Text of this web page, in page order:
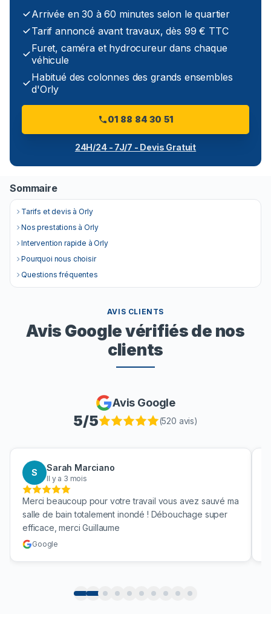
Arrivée en 30 à 60 minutes selon le quartier
Tarif annoncé avant travaux, dès 99 € TTC
Furet, caméra et hydrocureur dans chaque
véhicule
Habitué des colonnes des grands ensembles
d'Orly
01 88 84 30 51
24H/24 - 7J/7 - Devis Gratuit
Sommaire
Tarifs et devis à Orly
Nos prestations à Orly
Intervention rapide à Orly
Pourquoi nous choisir
Questions fréquentes
AVIS CLIENTS
Avis Google vérifiés de nos
clients
Avis Google
5/5 (520 avis)
S Sarah Marciano
Il y a 3 mois
Merci beaucoup pour votre travail vous avez sauvé ma
salle de bain totalement inondé ! Débouchage super
efficace, merci Guillaume
Google